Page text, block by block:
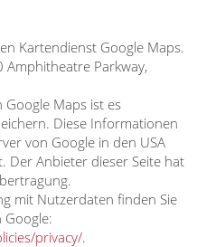
Kartendienst Google Maps.
Amphitheatre Parkway,
Maps ist es
Diese Informationen
von Google in den USA
Anbieter dieser Seite hat
mit Nutzerdaten finden Sie
privacy/.